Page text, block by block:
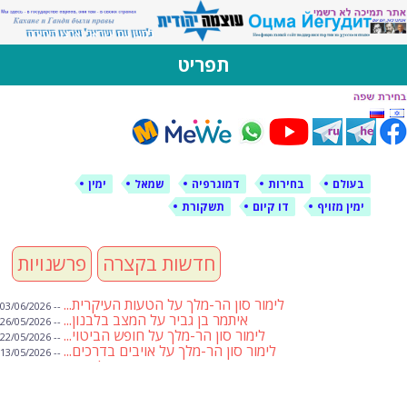
לימין עוצמה יהודית
אתר תמיכה ברוסית ובעברית
תפריט
דילוג
לתוכן
בעולם בחירות דמוגרפיה שמאל
ימין
ימין מזויף
דו קיום תשקורת
פרשנויות חדשות בקצרה
לימור סון הר-מלך על הטעות העיקרית... -- 03/06/2026
איתמר בן גביר על המצב בלבנון... -- 26/05/2026
לימור סון הר-מלך על חופש הביטוי... -- 22/05/2026
לימור סון הר-מלך על אויבים בדרכים... -- 13/05/2026
שבועת אמונים לדעאש